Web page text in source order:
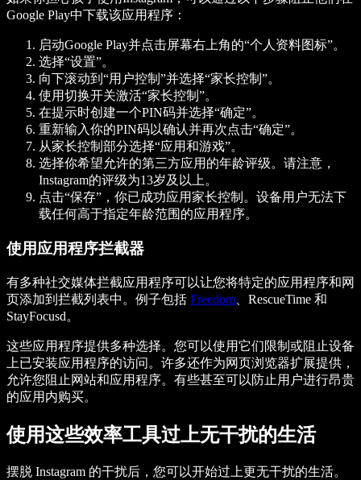
Google Play中下载该应用程序：
启动Google Play并点击屏幕右上角的“个人资料图标”。
选择“设置”。
向下滚动到“用户控制”并选择“家长控制”。
使用切换开关激活“家长控制”。
在提示时创建一个PIN码并选择“确定”。
重新输入你的PIN码以确认并再次点击“确定”。
从家长控制部分选择“应用和游戏”。
选择你希望允许的第三方应用的年龄评级。请注意，
Instagram的评级为13岁及以上。
点击“保存”，你已成功应用家长控制。设备用户无法下
载任何高于指定年龄范围的应用程序。
使用应用程序拦截器
有多种社交媒体拦截应用程序可以让您将特定的应用程序和网
页添加到拦截列表中。例子包括 Freedom 、RescueTime 和
StayFocusd。
这些应用程序提供多种选择。您可以使用它们限制或阻止设备
上已安装应用程序的访问。许多还作为网页浏览器扩展提供，
允许您阻止网站和应用程序。有些甚至可以防止用户进行昂贵
的应用内购买。
使用这些效率工具过上无干扰的生活
摆脱 Instagram 的干扰后，您可以开始过上更无干扰的生活。